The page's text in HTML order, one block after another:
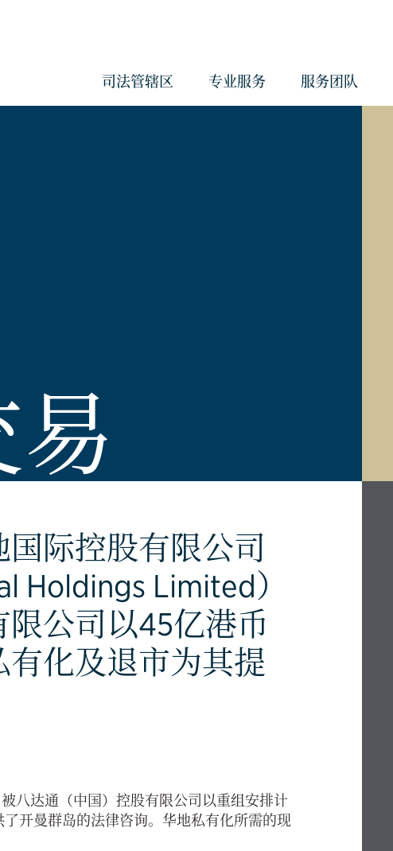
司法管辖区 专业服务 服务团队
际控股有限公司
Holdings Limited）
公司以45亿港币
化及退市为其提
八达通（中国）控股有限公司以重组安排计
开曼群岛的法律咨询。华地私有化所需的现